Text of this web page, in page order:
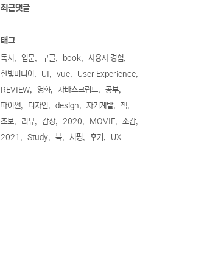
최근댓글
태그
독서 입문 구글 book
사용자 경험
한빛미디어
UI vue
User Experience
REVIEW
영화 자바스크립트
공부
파이썬
디자인 design 자기계발
책
초보
리뷰 감상 2020 MOVIE
소감
2021
Study 북 서평 후기 UX